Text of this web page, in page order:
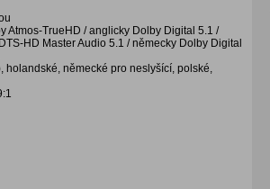
Atmos-TrueHD / anglicky Dolby Digital 5.1 /
HD Master Audio 5.1 / německy Dolby Digital
holandské, německé pro neslyšící, polské,